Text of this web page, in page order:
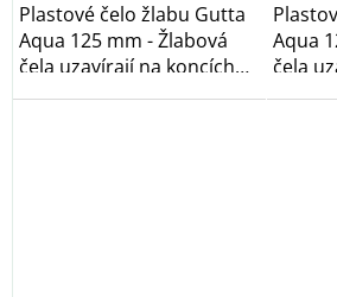
Plastové čelo žlabu Gutta
Aqua 125 mm - Žlabová
čela uzavírají na koncích
okapové žlaby...
Aqua
čela